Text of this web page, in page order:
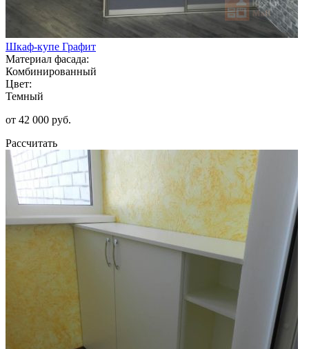
Шкаф-купе Графит
Материал фасада:
Комбинированный
Цвет:
Темный
от 42 000 руб.
Рассчитать